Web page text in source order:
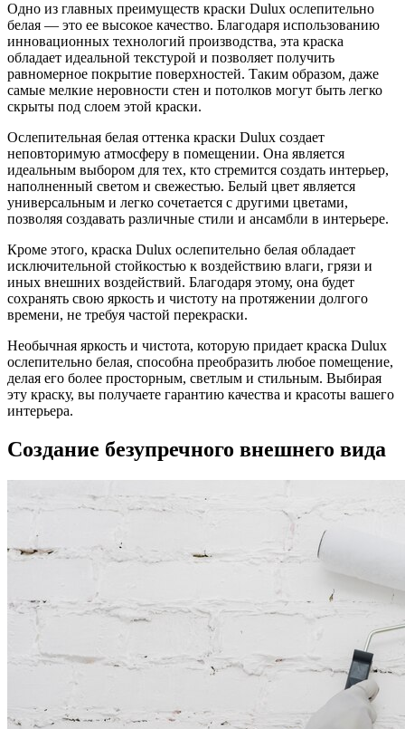
Одно из главных преимуществ краски Dulux ослепительно
белая — это ее высокое качество. Благодаря использованию
инновационных технологий производства, эта краска
обладает идеальной текстурой и позволяет получить
равномерное покрытие поверхностей. Таким образом, даже
самые мелкие неровности стен и потолков могут быть легко
скрыты под слоем этой краски.
Ослепительная белая оттенка краски Dulux создает
неповторимую атмосферу в помещении. Она является
идеальным выбором для тех, кто стремится создать интерьер,
наполненный светом и свежестью. Белый цвет является
универсальным и легко сочетается с другими цветами,
позволяя создавать различные стили и ансамбли в интерьере.
Кроме этого, краска Dulux ослепительно белая обладает
исключительной стойкостью к воздействию влаги, грязи и
иных внешних воздействий. Благодаря этому, она будет
сохранять свою яркость и чистоту на протяжении долгого
времени, не требуя частой перекраски.
Необычная яркость и чистота, которую придает краска Dulux
ослепительно белая, способна преобразить любое помещение,
делая его более просторным, светлым и стильным. Выбирая
эту краску, вы получаете гарантию качества и красоты вашего
интерьера.
Создание безупречного внешнего вида